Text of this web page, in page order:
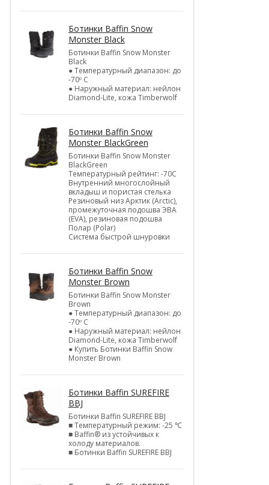
Ботинки Baffin Snow
Monster Black
Ботинки Baffin Snow Monster
Black
● Температурный диапазон: до
-70º C
● Наружный материал: нейлон
Diamond-Lite, кожа Timberwolf
Ботинки Baffin Snow
Monster BlackGreen
Ботинки Baffin Snow Monster
BlackGreen
Температурный рейтинг: -70C
Внутренний многослойный
вкладыш и пористая стелька
Резиновый низ Арктик (Arctic),
промежуточная подошва ЭВА
(EVA), резиновая подошва
Полар (Polar)
Система быстрой шнуровки
Ботинки Baffin Snow
Monster Brown
Ботинки Baffin Snow Monster
Brown
● Температурный диапазон: до
-70º C
● Наружный материал: нейлон
Diamond-Lite, кожа Timberwolf
● Купить Ботинки Baffin Snow
Monster Brown
Ботинки Baffin SUREFIRE
BBJ
Ботинки Baffin SUREFIRE BBJ
■ Температурный режим: -25 ℃
■ Baffin® из устойчивых к
холоду материалов.
■ Ботинки Baffin SUREFIRE BBJ